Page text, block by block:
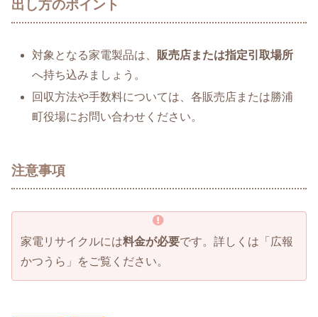
出し方のポイント
対象となる家電製品は、 販売店または指定引取場所
へ持ち込みましょう。
回収方法や手数料については、各販売店または勝浦
町役場にお問い合わせください。
注意事項
家電リサイクルには料金が必要です。詳しくは「広報
かつうら」をご覧ください。